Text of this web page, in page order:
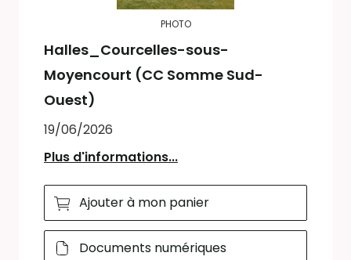
PHOTO
Halles_Courcelles-sous-
Moyencourt (CC Somme Sud-
Ouest)
19/06/2026
Plus d'informations...
Ajouter à mon panier
Documents numériques